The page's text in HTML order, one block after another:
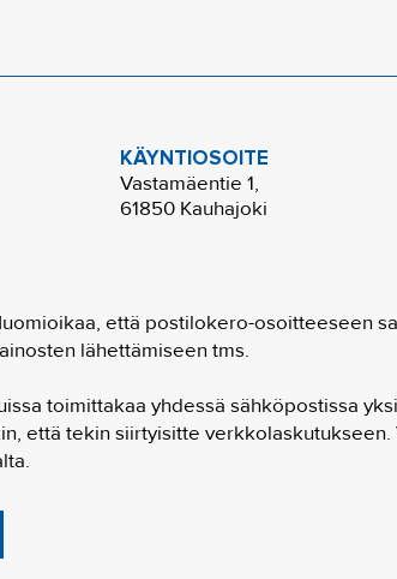
KÄYNTIOSOITE
Vastamäentie 1,
61850 Kauhajoki
että postilokero-osoitteeseen
lähettämiseen tms.
toimittakaa yhdessä sähköpostissa
että tekin siirtyisitte